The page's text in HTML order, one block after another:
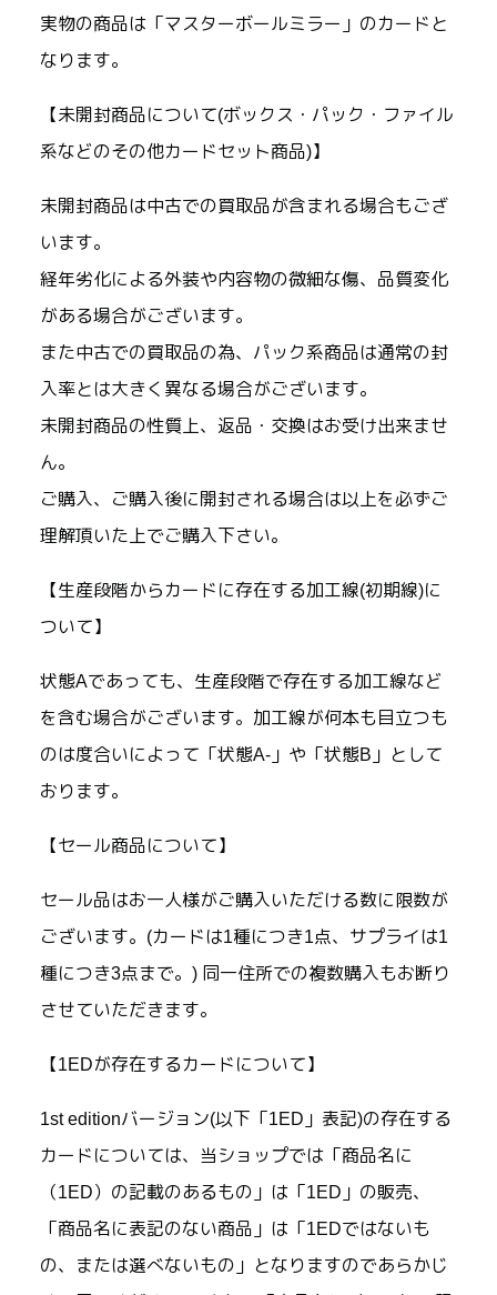
実物の商品は「マスターボールミラー」のカードと
なります。
【未開封商品について(ボックス・パック・ファイル
系などのその他カードセット商品)】
未開封商品は中古での買取品が含まれる場合もござ
います。
経年劣化による外装や内容物の微細な傷、品質変化
がある場合がございます。
また中古での買取品の為、パック系商品は通常の封
入率とは大きく異なる場合がございます。
未開封商品の性質上、返品・交換はお受け出来ませ
ん。
ご購入、ご購入後に開封される場合は以上を必ずご
理解頂いた上でご購入下さい。
【生産段階からカードに存在する加工線(初期線)に
ついて】
状態Aであっても、生産段階で存在する加工線など
を含む場合がございます。加工線が何本も目立つも
のは度合いによって「状態A-」や「状態B」として
おります。
【セール商品について】
セール品はお一人様がご購入いただける数に限数が
ございます。(カードは1種につき1点、サプライは1
種につき3点まで。) 同一住所での複数購入もお断り
させていただきます。
【1EDが存在するカードについて】
1st editionバージョン(以下「1ED」表記)の存在する
カードについては、当ショップでは「商品名に
（1ED）の記載のあるもの」は「1ED」の販売、
「商品名に表記のない商品」は「1EDではないも
の、または選べないもの」となりますのであらかじ